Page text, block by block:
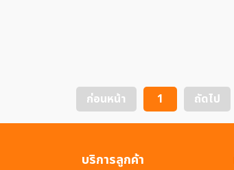
ก่อนหน้า 1 ถัดไป
บริการลูกค้า